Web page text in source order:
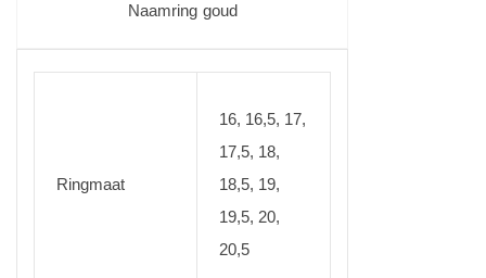
Naamring goud
Ringmaat
16, 16,5, 17,
17,5, 18,
18,5, 19,
19,5, 20,
20,5